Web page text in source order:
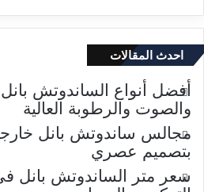
احدث المقالات
أفضل أنواع الساندوتش
والصوت والرطوبة العالية
مجالس ساندوتش بانل
بتصميم عصري
سعر متر الساندوتش بانل